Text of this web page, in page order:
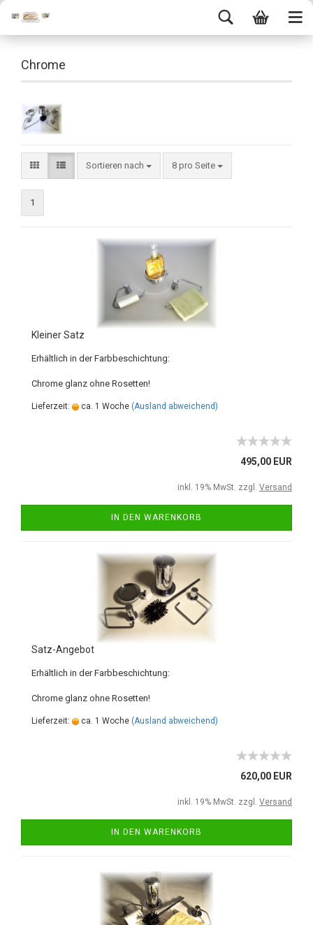
Chrome
Sortieren nach 8 pro Seite
1
Kleiner Satz
Erhältlich in der Farbbeschichtung:
Chrome glanz ohne Rosetten!
Lieferzeit: ca. 1 Woche (Ausland abweichend)
495,00 EUR
inkl. 19% MwSt. zzgl. Versand
IN DEN WARENKORB
Satz-Angebot
Erhältlich in der Farbbeschichtung:
Chrome glanz ohne Rosetten!
Lieferzeit: ca. 1 Woche (Ausland abweichend)
620,00 EUR
inkl. 19% MwSt. zzgl. Versand
IN DEN WARENKORB